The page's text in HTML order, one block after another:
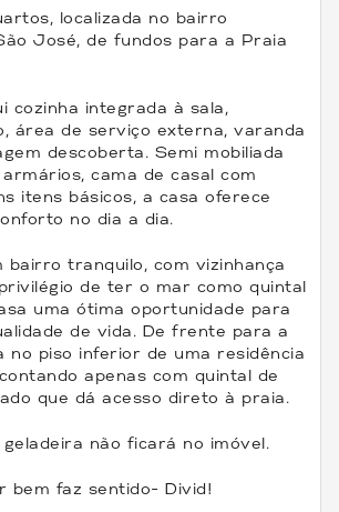
localizada no bairro
José, de fundos para a Praia
cozinha integrada à sala,
área de serviço externa, varanda
descoberta. Semi mobiliada
cama de casal com
itens básicos, a casa oferece
no dia a dia.
bairro tranquilo, com vizinhança
de ter o mar como quintal
uma ótima oportunidade para
de vida. De frente para a
no piso inferior de uma residência
apenas com quintal de
que dá acesso direto à praia.
não ficará no imóvel.
bem faz sentido- Divid!